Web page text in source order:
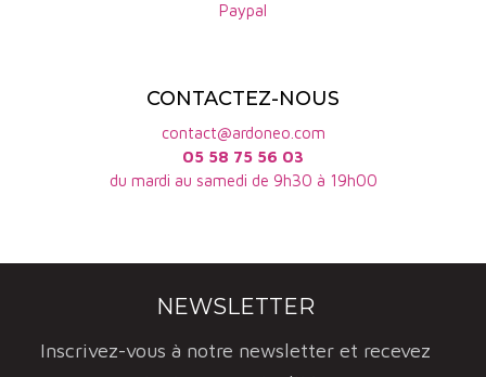
Paypal
CONTACTEZ-NOUS
contact@ardoneo.com
05 58 75 56 03
du mardi au samedi de 9h30 à 19h00
NEWSLETTER
Inscrivez-vous à notre newsletter et recevez